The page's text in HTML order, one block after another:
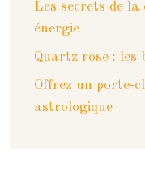
Les secrets de
énergie
Quartz rose : les
Offrez un porte-
astrologique